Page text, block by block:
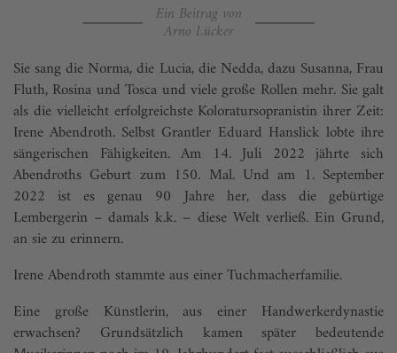
Ein Beitrag von
Arno Lücker
Sie sang die Norma, die Lucia, die Nedda, dazu Susanna, Frau
Fluth, Rosina und Tosca und viele große Rollen mehr. Sie galt
als die vielleicht erfolgreichste Koloratursopranistin ihrer Zeit:
Irene Abendroth. Selbst Grantler Eduard Hanslick lobte ihre
sängerischen Fähigkeiten. Am 14. Juli 2022 jährte sich
Abendroths Geburt zum 150. Mal. Und am 1. September
2022 ist es genau 90 Jahre her, dass die gebürtige
Lembergerin – damals k.k. – diese Welt verließ. Ein Grund,
an sie zu erinnern.
Irene Abendroth stammte aus einer Tuchmacherfamilie.
Eine große Künstlerin, aus einer Handwerkerdynastie
erwachsen? Grundsätzlich kamen später bedeutende